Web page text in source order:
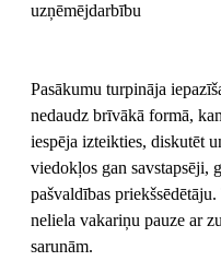
uzņēmējdarbību
Pasākumu turpināja
nedaudz brīvākā formā,
iespēja izteikties, diskutēt
viedokļos gan savstapsēji,
pašvaldības
neliela vakariņu pauze ar
sarunām.